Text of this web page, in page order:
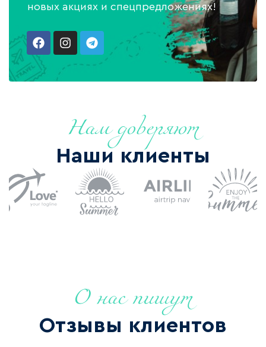
новых акциях и спецпредложениях!
Наши клиенты
Нам доверяют
Отзывы клиентов
О нас пишут